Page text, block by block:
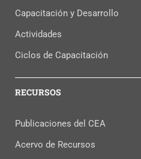
Capacitación y Desarrollo
Actividades
Ciclos de Capacitación
RECURSOS
Publicaciones del CEA
Acervo de Recursos